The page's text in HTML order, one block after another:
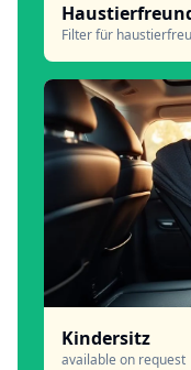
Filter für
Kindersitz
available on request